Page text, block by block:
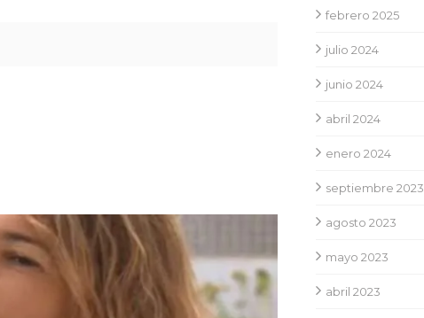
febrero 2025
julio 2024
junio 2024
abril 2024
enero 2024
septiembre 2023
agosto 2023
mayo 2023
abril 2023